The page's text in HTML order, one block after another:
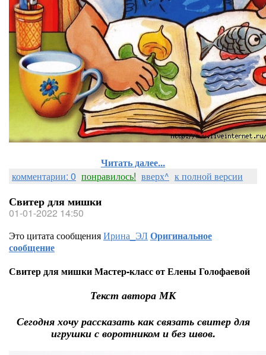
Читать далее...
комментарии: 0 понравилось! вверх^ к полной версии
Свитер для мишки
01-01-2022 14:50
Это цитата сообщенияИрина_ЭЛОригинальное
сообщение
Свитер для мишки Мастер-класс от Елены Голофаевой
Текст автора МК
Сегодня хочу рассказать как связать свитер для
игрушки с воротником и без швов.